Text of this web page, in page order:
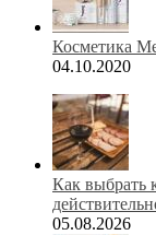
Косметика
04.10.2020
Как выбрать
05.08.2026